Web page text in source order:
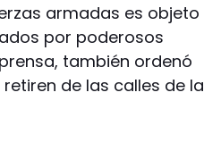
armadas es objeto
por poderosos
también ordenó
de las calles de la